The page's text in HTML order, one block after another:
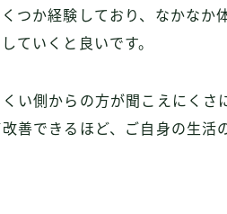
つか経験しており、なかなか
ていくと良いです。
い側からの方が聞こえにくさ
善できるほど、ご自身の生